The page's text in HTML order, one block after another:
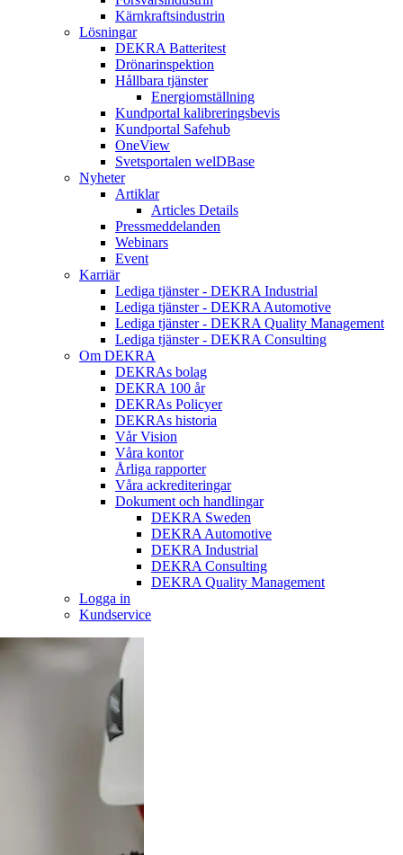
Kärnkraftsindustrin
Lösningar
DEKRA Batteritest
Drönarinspektion
Hållbara tjänster
Energiomställning
Kundportal kalibreringsbevis
Kundportal Safehub
OneView
Svetsportalen welDBase
Nyheter
Artiklar
Articles Details
Pressmeddelanden
Webinars
Event
Karriär
Lediga tjänster - DEKRA Industrial
Lediga tjänster - DEKRA Automotive
Lediga tjänster - DEKRA Quality Management
Lediga tjänster - DEKRA Consulting
Om DEKRA
DEKRAs bolag
DEKRA 100 år
DEKRAs Policyer
DEKRAs historia
Vår Vision
Våra kontor
Årliga rapporter
Våra ackrediteringar
Dokument och handlingar
DEKRA Sweden
DEKRA Automotive
DEKRA Industrial
DEKRA Consulting
DEKRA Quality Management
Logga in
Kundservice